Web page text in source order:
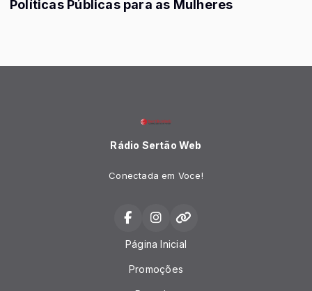
Políticas Públicas para as Mulheres
Rádio Sertão Web
Conectada em Voce!
Página Inicial
Promoções